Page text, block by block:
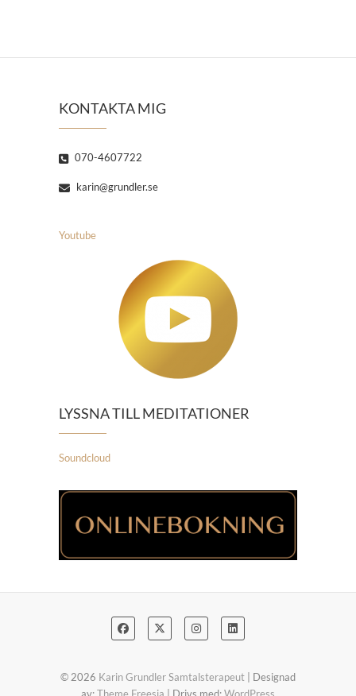
KONTAKTA MIG
070-4607722
karin@grundler.se
Youtube
LYSSNA TILL MEDITATIONER
Soundcloud
© 2026 Karin Grundler Samtalsterapeut | Designad